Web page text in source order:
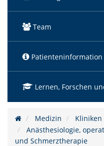
Team
Patienteninformation
Lernen, Forschen
Medizin
Kliniken
Anästhesiologie,
und Schmerztherapie